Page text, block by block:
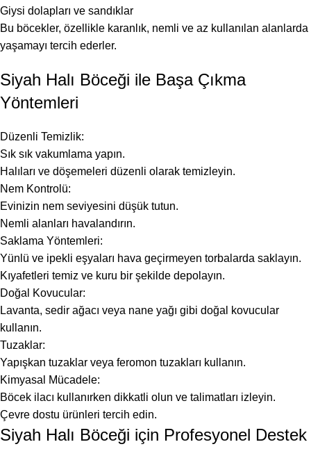
Giysi dolapları ve sandıklar
Bu böcekler, özellikle karanlık, nemli ve az kullanılan alanlarda
yaşamayı tercih ederler.
Siyah Halı Böceği ile Başa Çıkma
Yöntemleri
Düzenli Temizlik:
Sık sık vakumlama yapın.
Halıları ve döşemeleri düzenli olarak temizleyin.
Nem Kontrolü:
Evinizin nem seviyesini düşük tutun.
Nemli alanları havalandırın.
Saklama Yöntemleri:
Yünlü ve ipekli eşyaları hava geçirmeyen torbalarda saklayın.
Kıyafetleri temiz ve kuru bir şekilde depolayın.
Doğal Kovucular:
Lavanta, sedir ağacı veya nane yağı gibi doğal kovucular
kullanın.
Tuzaklar:
Yapışkan tuzaklar veya feromon tuzakları kullanın.
Kimyasal Mücadele:
Böcek ilacı kullanırken dikkatli olun ve talimatları izleyin.
Çevre dostu ürünleri tercih edin.
Siyah Halı Böceği için Profesyonel Destek